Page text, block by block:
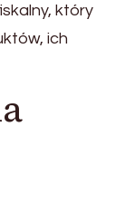
który
ich